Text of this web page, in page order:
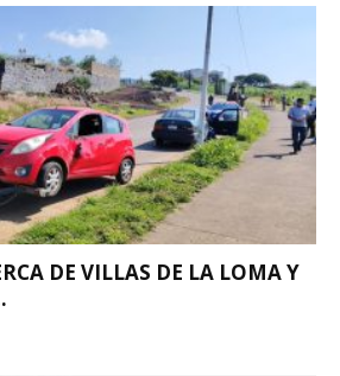
DE VILLAS DE LA LOMA Y